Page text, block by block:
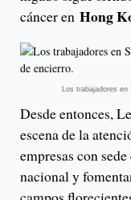
cáncer en Hong
Los trabajadores
Desde entonces,
escena de la
empresas con sede
nacional y